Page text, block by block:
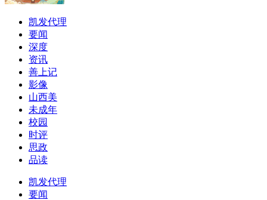
凯发代理
要闻
深度
资讯
善上记
影像
山西美
未成年
校园
时评
思政
品读
凯发代理
要闻